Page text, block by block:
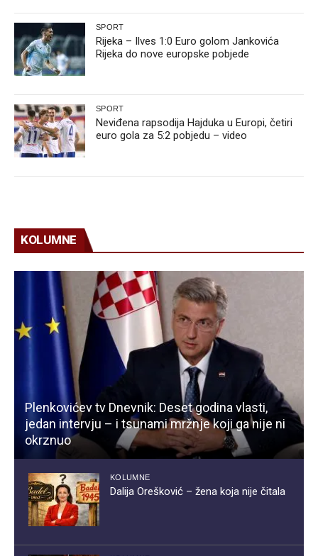
SPORT
Rijeka – Ilves 1:0 Euro golom Jankovića
Rijeka do nove europske pobjede
SPORT
Neviđena rapsodija Hajduka u Europi, četiri
euro gola za 5:2 pobjedu – video
KOLUMNE
Plenkovićev tv Dnevnik: Deset godina vlasti,
jedan intervju – i tsunami mržnje koji ga nije ni
okrznuo
KOLUMNE
Dalija Orešković – žena koja nije čitala